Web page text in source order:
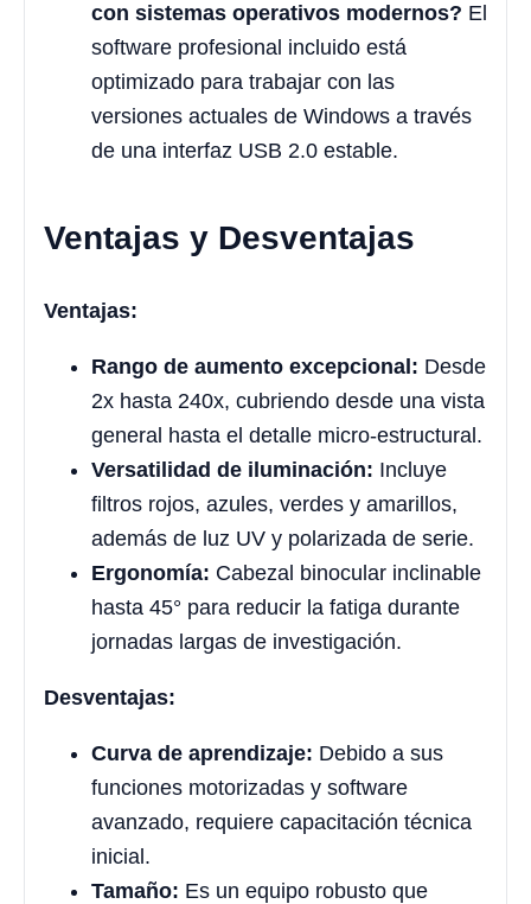
con sistemas operativos modernos? El
software profesional incluido está
optimizado para trabajar con las
versiones actuales de Windows a través
de una interfaz USB 2.0 estable.
Ventajas y Desventajas
Ventajas:
Rango de aumento excepcional: Desde
2x hasta 240x, cubriendo desde una vista
general hasta el detalle micro-estructural.
Versatilidad de iluminación: Incluye
filtros rojos, azules, verdes y amarillos,
además de luz UV y polarizada de serie.
Ergonomía: Cabezal binocular inclinable
hasta 45° para reducir la fatiga durante
jornadas largas de investigación.
Desventajas:
Curva de aprendizaje: Debido a sus
funciones motorizadas y software
avanzado, requiere capacitación técnica
inicial.
Tamaño: Es un equipo robusto que